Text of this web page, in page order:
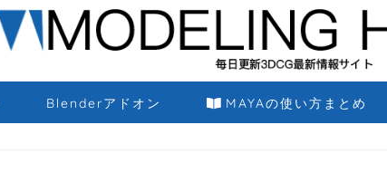
Blenderアドオン MAYAの使い方まとめ